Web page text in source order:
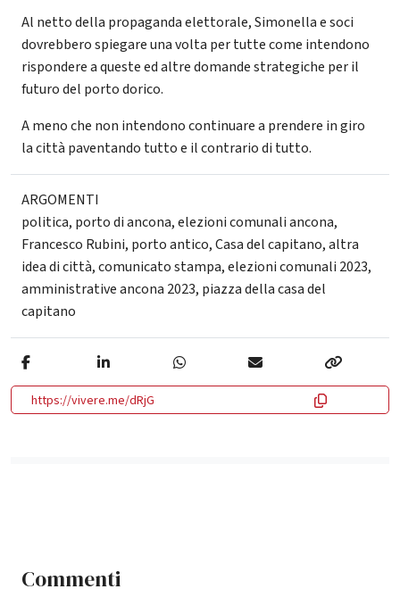
Al netto della propaganda elettorale, Simonella e soci
dovrebbero spiegare una volta per tutte come intendono
rispondere a queste ed altre domande strategiche per il
futuro del porto dorico.
A meno che non intendono continuare a prendere in giro
la città paventando tutto e il contrario di tutto.
ARGOMENTI
politica, porto di ancona,elezioni comunali ancona,
Francesco Rubini, porto antico,Casa del capitano,altra
idea di città,comunicato stampa,elezioni comunali 2023,
amministrative ancona 2023, piazza della casa del
capitano
https://vivere.me/dRjG
Commenti